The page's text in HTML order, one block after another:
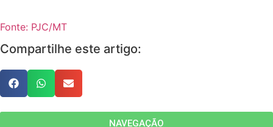
Fonte: PJC/MT
Compartilhe este artigo:
NAVEGAÇÃO